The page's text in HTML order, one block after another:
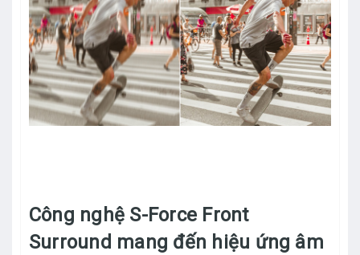
Công nghệ S-Force Front
Surround mang đến hiệu ứng âm